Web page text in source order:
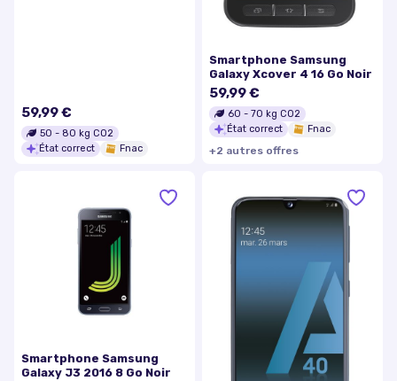
59,99 €
50 - 80 kg CO2
État correct
Fnac
Smartphone Samsung
Galaxy Xcover 4 16 Go Noir
59,99 €
60 - 70 kg CO2
État correct
Fnac
+2 autres offres
Smartphone Samsung
Galaxy J3 2016 8 Go Noir